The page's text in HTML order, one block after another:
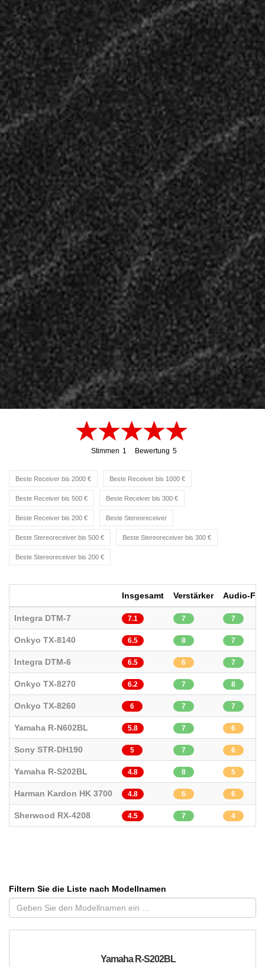
Stimmen 1
Bewertung 5
Beste Receiver bis 2000 € Beste Receiver bis 1000 €
Beste Receiver bis 500 € Beste Receiver bis 300 €
Beste Receiver bis 200 € Beste Stereoreceiver
Beste Stereoreceiver bis 500 € Beste Stereoreceiver bis 300 €
Beste Stereoreceiver bis 200 €
Insgesamt Verstärker Audio-
Integra DTM-7 7.1 7 7
Onkyo TX-8140 6.5 8 7
Integra DTM-6 6.5 6 7
Onkyo TX-8270 6.2 7 8
Onkyo TX-8260 6 7 7
Yamaha R-N602BL 5.8 7 6
Sony STR-DH190 5 7 6
Yamaha R-S202BL 4.8 8 5
Harman Kardon HK 3700 4.8 6 6
Sherwood RX-4208 4.5 7 4
Filtern Sie die Liste nach Modellnamen
Yamaha R-S202BL